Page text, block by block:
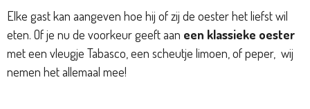
Elke gast kan aangeven hoe hij of zij de oester het liefst wil
eten. Of je nu de voorkeur geeft aan een klassieke oester
met een vleugje Tabasco, een scheutje limoen, of peper, wij
nemen het allemaal mee!